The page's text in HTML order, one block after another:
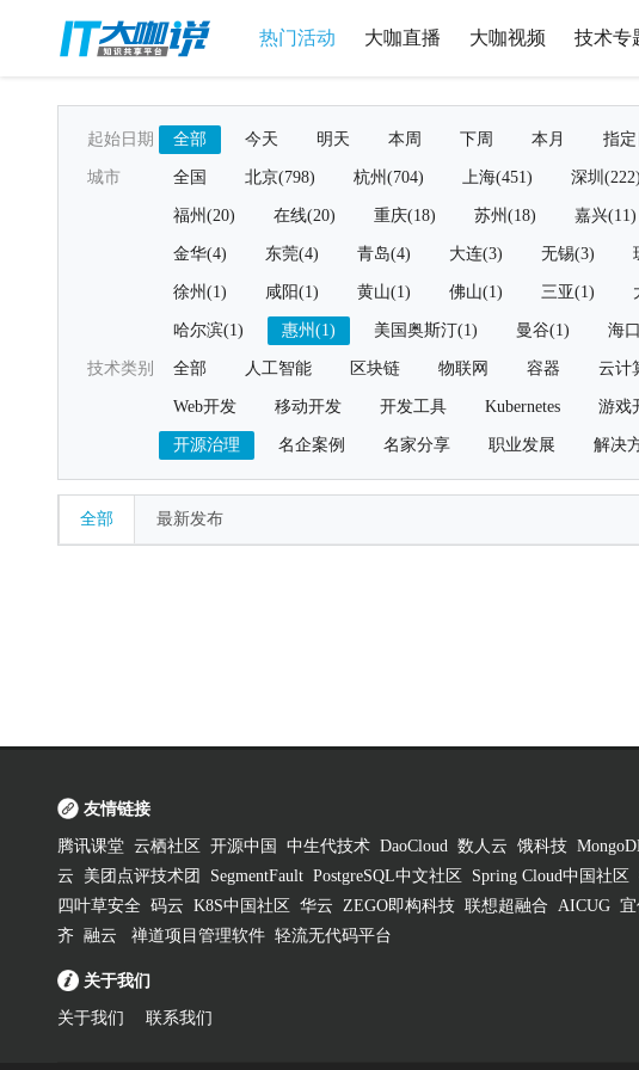
热门活动 大咖直播 大咖视频 技术专
起始日期 全部 今天 明天 本周 下周 本月 指定
城市 全国 北京(798) 杭州(704) 上海(451) 深圳(222)
福州(20) 在线(20) 重庆(18) 苏州(18) 嘉兴(11)
金华(4) 东莞(4) 青岛(4) 大连(3) 无锡(3)
徐州(1) 咸阳(1) 黄山(1) 佛山(1) 三亚(1)
哈尔滨(1) 惠州(1) 美国奥斯汀(1) 曼谷(1) 海
技术类别 全部 人工智能 区块链 物联网 容器 云计
Web开发 移动开发 开发工具 Kubernetes 游戏
开源治理 名企案例 名家分享 职业发展 解决
全部 最新发布
友情链接
腾讯课堂 云栖社区 开源中国 中生代技术 DaoCloud 数人云 饿科技
云
美团点评技术团 SegmentFault PostgreSQL中文社区 Spring Cloud中国社区
四叶草安全 码云 K8S中国社区 华云 ZEGO即构科技 联想超融合 AICUG
齐 融云 禅道项目管理软件 轻流无代码平台
关于我们
关于我们 联系我们